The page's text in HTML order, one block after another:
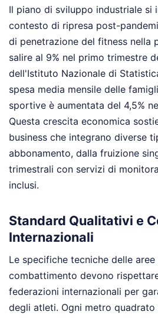
Il piano di sviluppo industriale si
contesto di ripresa post-
di penetrazione del fitness nella
salire al 9% nel primo trimestre
dell'Istituto Nazionale di
spesa media mensile delle
sportive è aumentata del 4,5%
Questa crescita economica
business che integrano diverse
abbonamento, dalla fruizione
trimestrali con servizi di
inclusi.
Standard Qualitativi e
Internazionali
Le specifiche tecniche delle
combattimento devono
federazioni internazionali per
degli atleti. Ogni metro